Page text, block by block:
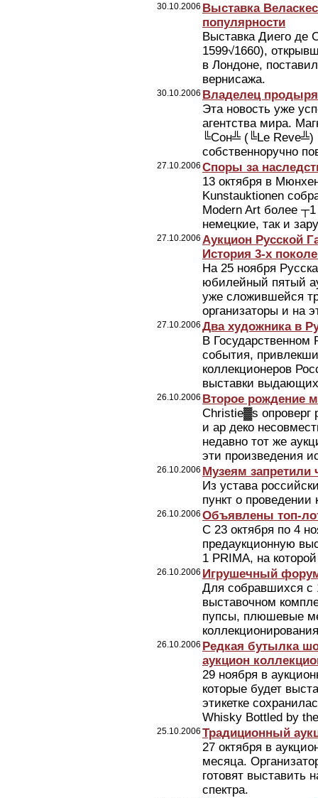
30.10.2006 Выставка
популярности
Выставка Диего де
1599√1660),
в Лондоне,
вернисажа.
30.10.2006 Владелец
Эта новость уже
агентства мира.
╚Сон╩ (╚Le Reve╩)
собственноручно
27.10.2006 Споры за
13 октября в
Kunstauktionen
Modern Art более ┬1
немецкие, так и
27.10.2006 Аукцион Русской
История 3-х
На 25 ноября
юбилейный пятый
уже сложившейся
организаторы и на
27.10.2006 Два художника в
В Государственном
события,
коллекционеров
выставки
26.10.2006 Второе рождение
Christie▓s опроверг
и ар деко
недавно тот же
эти произведения
26.10.2006 Музеям запретили
Из устава
пункт о проведении
26.10.2006 Объявлены топ-
С 23 октября по 4
предаукционную
1 PRIMA, на
26.10.2006 Игрушечный
Для собравшихся с
выставочном
пупсы, плюшевые
26.10.2006 Редкая бутылка
аукцион
29 ноября в
которые будет
этикетке
Whisky Bottled by
25.10.2006 Традиционный
27 октября в
месяца.
готовят выставить
спектра.